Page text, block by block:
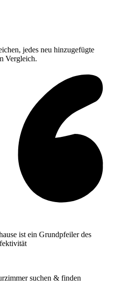
jedes neu hinzugefügte
Vergleich.
ist ein Grundpfeiler des
suchen & finden